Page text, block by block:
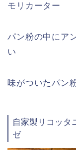
モリカーター
パン粉の中にア
い
味がついたパン
自家製リコッタ
ゼ